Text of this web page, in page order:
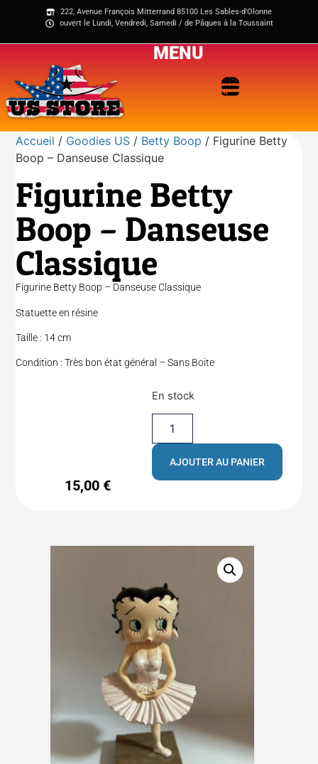
222, Avenue François Mitterrand 85100 Les Sables-d'Olonne
ouvert le Lundi, Vendredi, Samedi / de Pâques à la Toussaint
MENU
Accueil / Goodies US / Betty Boop / Figurine Betty
Boop – Danseuse Classique
Figurine Betty
Boop – Danseuse
Classique
Figurine Betty Boop – Danseuse Classique
Statuette en résine
Taille : 14 cm
Condition : Très bon état général – Sans Boite
15,00 €
En stock
AJOUTER AU PANIER